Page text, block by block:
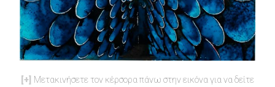
Μετακινήσετε τον κέρσορα πάνω στην εικόνα για να δείτε